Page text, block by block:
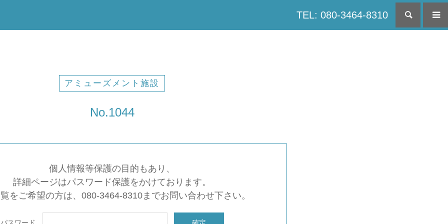
TEL: 080-3464-8310 検索
アミューズメント施設
No.1044
個人情報等保護の目的もあり、
詳細ページはパスワード保護をかけております。
をご希望の方は、080-3464-8310までお問い合わせ下さい。